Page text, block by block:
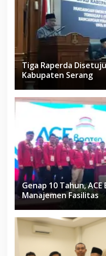
Tiga Raperda
Kabupaten Serang
Genap 10 Tahun,
Manajemen Fasilitas